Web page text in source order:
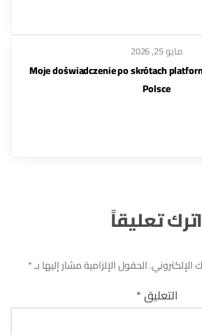
مايو 25, 2026
Moje doświadczenie po skrótach
Polsce
اترك تعليقاً
الإلكتروني.الحقول الإلزامية مشار إليها بـ*
التعليق*